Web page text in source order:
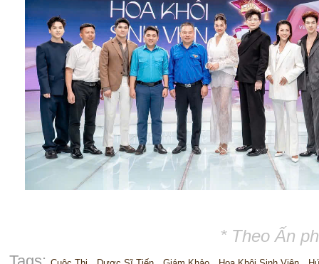
* Theo Ấn